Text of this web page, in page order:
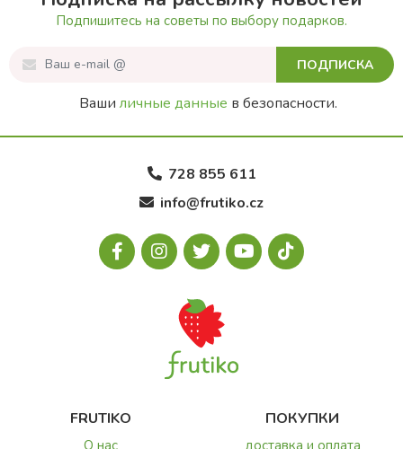
Подпишитесь на советы по выбору подарков.
ПОДПИСКА
Ваши личные данные в безопасности.
728 855 611
info@frutiko.cz
FRUTIKO
О нас
ПОКУПКИ
доставка и оплата